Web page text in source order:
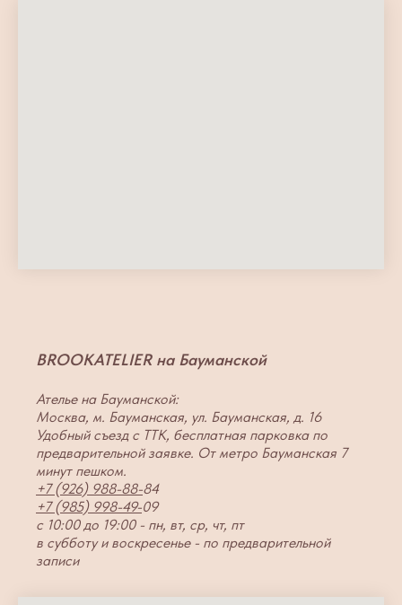
BROOKATELIER на Бауманской
Ателье на Бауманской:
Москва, м. Бауманская, ул. Бауманская, д. 16
Удобный съезд с ТТК, бесплатная парковка по
предварительной заявке. От метро Бауманская 7
минут пешком.
+7 (926) 988-88-84
+7 (985) 998-49-09
с 10:00 до 19:00 - пн, вт, ср, чт, пт
в субботу и воскресенье - по предварительной
записи